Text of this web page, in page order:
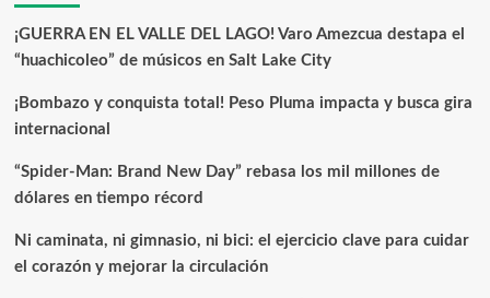
¡GUERRA EN EL VALLE DEL LAGO! Varo Amezcua destapa el
“huachicoleo” de músicos en Salt Lake City
¡Bombazo y conquista total! Peso Pluma impacta y busca gira
internacional
“Spider-Man: Brand New Day” rebasa los mil millones de
dólares en tiempo récord
Ni caminata, ni gimnasio, ni bici: el ejercicio clave para cuidar
el corazón y mejorar la circulación